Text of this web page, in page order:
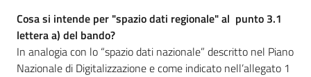
Cosa si intende per "spazio dati regionale" al punto 3.1
lettera a) del bando?
In analogia con lo “spazio dati nazionale” descritto nel Piano
Nazionale di Digitalizzazione e come indicato nell’allegato 1